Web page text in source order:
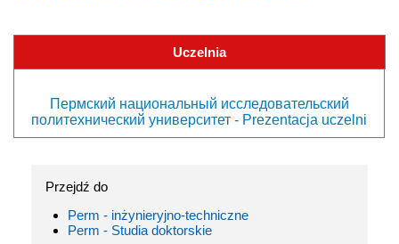
Uczelnia
Пермский национальный исследовательский
политехнический университет - Prezentacja uczelni
Przejdź do
Perm - inżynieryjno-techniczne
Perm - Studia doktorskie